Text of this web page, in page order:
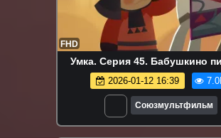
FHD
Умка. Серия 45. Бабушкино
2026-01-12 16:39
Союзмультфильм